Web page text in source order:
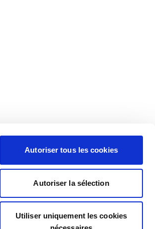
Autoriser tous les cookies
Autoriser la sélection
Utiliser uniquement les cookies